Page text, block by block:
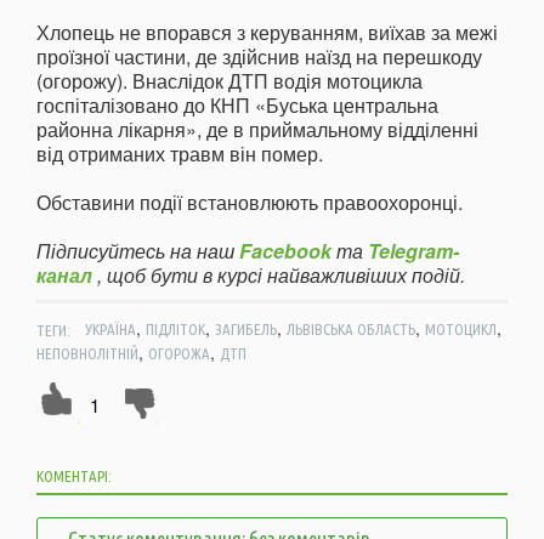
Хлопець не впорався з керуванням, виїхав за межі
проїзної частини, де здійснив наїзд на перешкоду
(огорожу). Внаслідок ДТП водія мотоцикла
госпіталізовано до КНП «Буська центральна
районна лікарня», де в приймальному відділенні
від отриманих травм він помер.
Обставини події встановлюють правоохоронці.
Підписуйтесь на нашFacebookта Telegram-
канал, щоб бути в курсі найважливіших подій.
ТЕГИ: УКРАЇНА, ПІДЛІТОК, ЗАГИБЕЛЬ, ЛЬВІВСЬКА ОБЛАСТЬ, МОТОЦИКЛ,
НЕПОВНОЛІТНІЙ, ОГОРОЖА, ДТП
1
КОМЕНТАРІ: